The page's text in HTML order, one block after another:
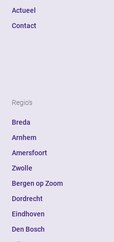
Actueel
Contact
Regio's
Breda
Arnhem
Amersfoort
Zwolle
Bergen op Zoom
Dordrecht
Eindhoven
Den Bosch